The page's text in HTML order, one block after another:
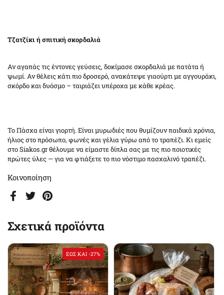
Κοινοποίηση
FacebookTwitterPinterest
Τζατζίκι ή σπιτική σκορδαλιά
Αν αγαπάς τις έντονες γεύσεις, δοκίμασε σκορδαλιά με πατάτα ή
ψωμί. Αν θέλεις κάτι πιο δροσερό, ανακάτεψε γιαούρτι με αγγουράκι,
σκόρδο και δυόσμο – ταιριάζει υπέροχα με κάθε κρέας.
Το Πάσχα είναι γιορτή. Είναι μυρωδιές που θυμίζουν παιδικά χρόνια,
ήλιος στο πρόσωπο, φωνές και γέλια γύρω από το τραπέζι. Κι εμείς
στο Siakos.gr θέλουμε να είμαστε δίπλα σας με τις πιο ποιοτικές
πρώτες ύλες — για να φτιάξετε το πιο νόστιμο πασχαλινό τραπέζι.
Σχετικά προϊόντα
ΈΩΣ ΚΑΙ -27%